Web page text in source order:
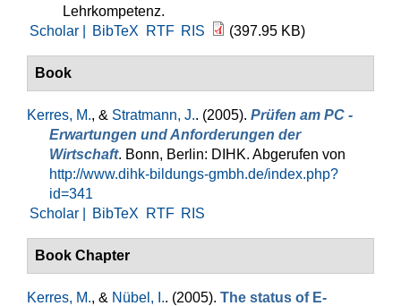
Lehrkompetenz.
Scholar |
BibTeX RTF RIS (397.95 KB)
Book
Kerres, M., & Stratmann, J.. (2005). Prüfen am PC -
Erwartungen und Anforderungen der
Wirtschaft. Bonn, Berlin: DIHK. Abgerufen von
http://www.dihk-bildungs-gmbh.de/index.php?
id=341
Scholar |
BibTeX RTF RIS
Book Chapter
Kerres, M., & Nübel, I.. (2005). The status of E-